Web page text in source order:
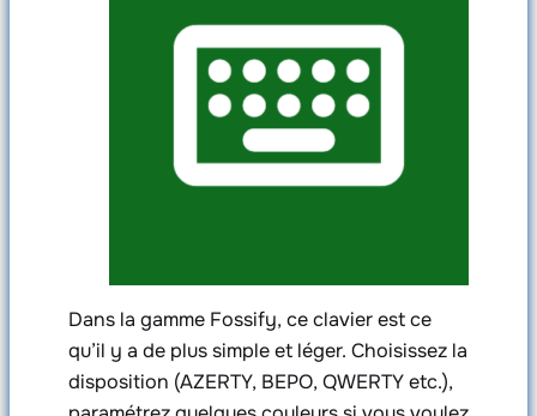
Dans la gamme Fossify, ce clavier est ce
qu’il y a de plus simple et léger. Choisissez la
disposition (AZERTY, BEPO, QWERTY etc.),